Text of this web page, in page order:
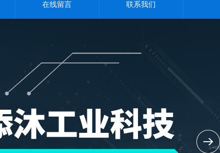
在线留言 联系我们